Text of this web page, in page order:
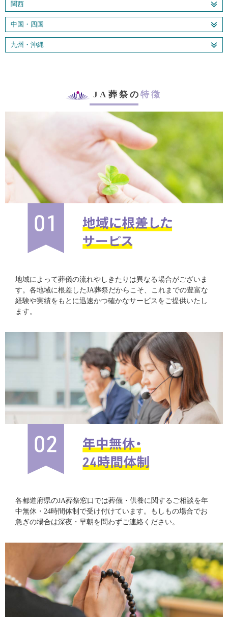
関西
中国・四国
九州・沖縄
JA葬祭の特徴
地域によって葬儀の流れやしきたりは異なる場合がございま
す。各地域に根差したJA葬祭だからこそ、これまでの豊富な
経験や実績をもとに迅速かつ確かなサービスをご提供いたし
ます。
各都道府県のJA葬祭窓口では葬儀・供養に関するご相談を年
中無休・24時間体制で受け付けています。もしもの場合でお
急ぎの場合は深夜・早朝を問わずご連絡ください。